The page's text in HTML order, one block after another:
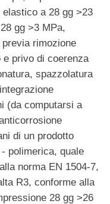
a 28 gg >23
gg >3 MPa,
rimozione
privo di coerenza
spazzolatura
(da computarsi a
di un prodotto
polimerica, quale
norma EN 1504-7,
R3, conforme alla
28 gg >26